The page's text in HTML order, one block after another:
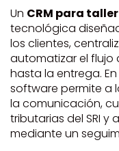
Un CRM para
tecnológica
los clientes,
automatizar el flujo
hasta la entrega.
software permite a
la comunicación,
tributarias del SRI y
mediante un